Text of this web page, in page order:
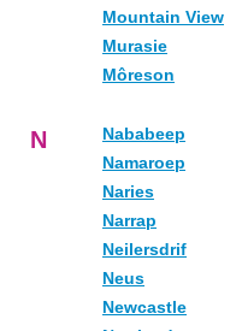
Mountain View
Murasie
Môreson
N
Nababeep
Namaroep
Naries
Narrap
Neilersdrif
Neus
Newcastle